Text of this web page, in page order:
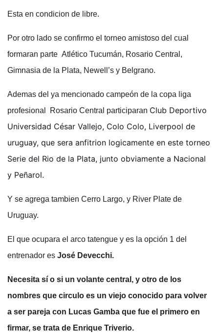
Esta en condicion de libre.
Por otro lado se confirmo el torneo amistoso del cual
formaran parte Atlético Tucumán, Rosario Central,
Gimnasia de la Plata, Newell’s y Belgrano.
Ademas del ya mencionado campeón de la copa liga
profesional Rosario Central participaran Club Deportivo
Universidad César Vallejo, Colo Colo, Liverpool de
uruguay, que sera anfitrion logicamente en este torneo
Serie del Rio de la Plata, junto obviamente a Nacional
y Peñarol.
Y se agrega tambien Cerro Largo, y River Plate de
Uruguay.
El que ocupara el arco tatengue y es la opción 1 del
entrenador es José Devecchi.
Necesita sí o si un volante central, y otro de los
nombres que circulo es un viejo conocido para volver
a ser pareja con Lucas Gamba que fue el primero en
firmar, se trata de Enrique Triverio.